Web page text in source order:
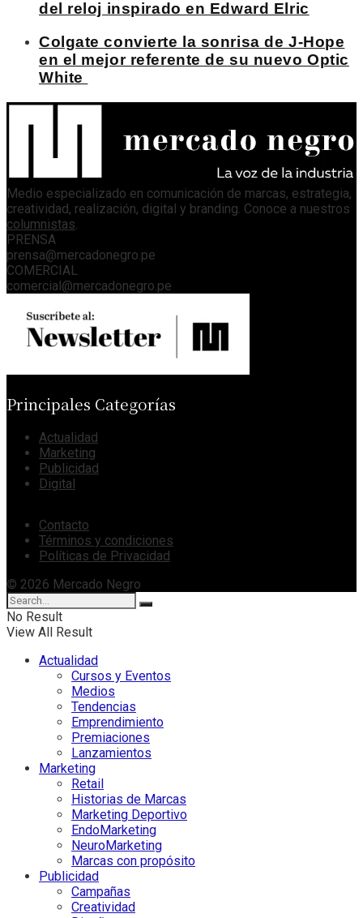
del reloj inspirado en Edward Elric
Colgate convierte la sonrisa de J-Hope
en el mejor referente de su nuevo Optic
White
Medio especializado en comunicación de marcas, estrategia,
creatividad, realización, digital y branding. Conoce a nuestros
columnistas
PRENSA
prensa@mercadonegro.pe
COMERCIAL
comercial@mercadonegro.pe
Principales Categorías
Actualidad
Marketing
Publicidad
Digital
Contacto
Términos y condiciones
Políticas de Privacidad
© 2026 Mercado Negro
No Result
View All Result
Actualidad
Cursos y Eventos
Medios
Tendencias
Emprendimiento
Premiaciones
Lanzamientos
Marketing
Retail
Historias de Marcas
Marketing Deportivo
EndoMarketing
NeuroMarketing
Marcas con propósito
Publicidad
Campañas
Creatividad